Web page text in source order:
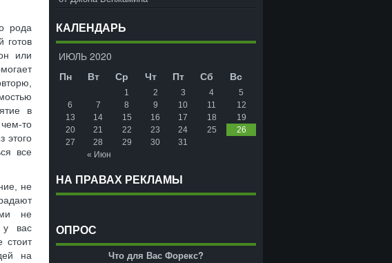
рода
готов
или
в
то
этого
все
не
не
у вас
стоит
на
КАЛЕНДАРЬ
ИЮЛЬ 2020
Пн
Вт Ср Чт Пт Сб Вс
« Июн
1 2 3 4
5
6
7 8 9 10 11
12
13
14 15 16 17 18
19
20
21 22 23 24 25
26
27
28 29 30 31
НА ПРАВАХ РЕКЛАМЫ
ОПРОС
Что для Вас Форекс?